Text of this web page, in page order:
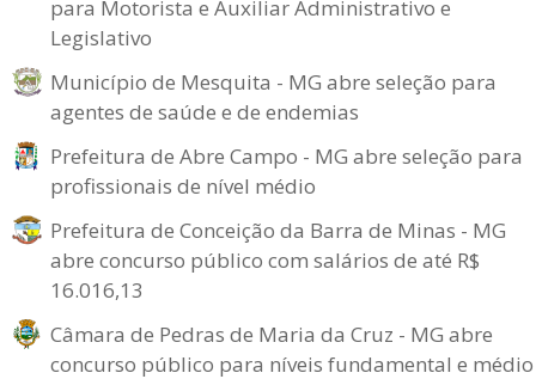
para Motorista e Auxiliar Administrativo e
Legislativo
Município de Mesquita - MG abre seleção para
agentes de saúde e de endemias
Prefeitura de Abre Campo - MG abre seleção para
profissionais de nível médio
Prefeitura de Conceição da Barra de Minas - MG
abre concurso público com salários de até R$
16.016,13
Câmara de Pedras de Maria da Cruz - MG abre
concurso público para níveis fundamental e médio